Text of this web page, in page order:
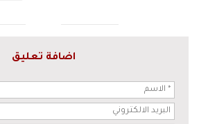
اضافة تعليق